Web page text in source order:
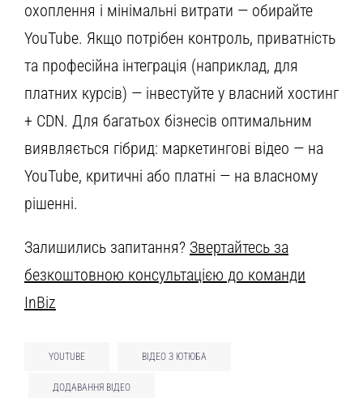
охоплення і мінімальні витрати — обирайте
YouTube. Якщо потрібен контроль, приватність
та професійна інтеграція (наприклад, для
платних курсів) — інвестуйте у власний хостинг
+ CDN. Для багатьох бізнесів оптимальним
виявляється гібрид: маркетингові відео — на
YouTube, критичні або платні — на власному
рішенні.
Залишились запитання? Звертайтесь за
безкоштовною консультацією до команди
InBiz
YOUTUBE ВІДЕО З ЮТЮБА
ДОДАВАННЯ ВІДЕО